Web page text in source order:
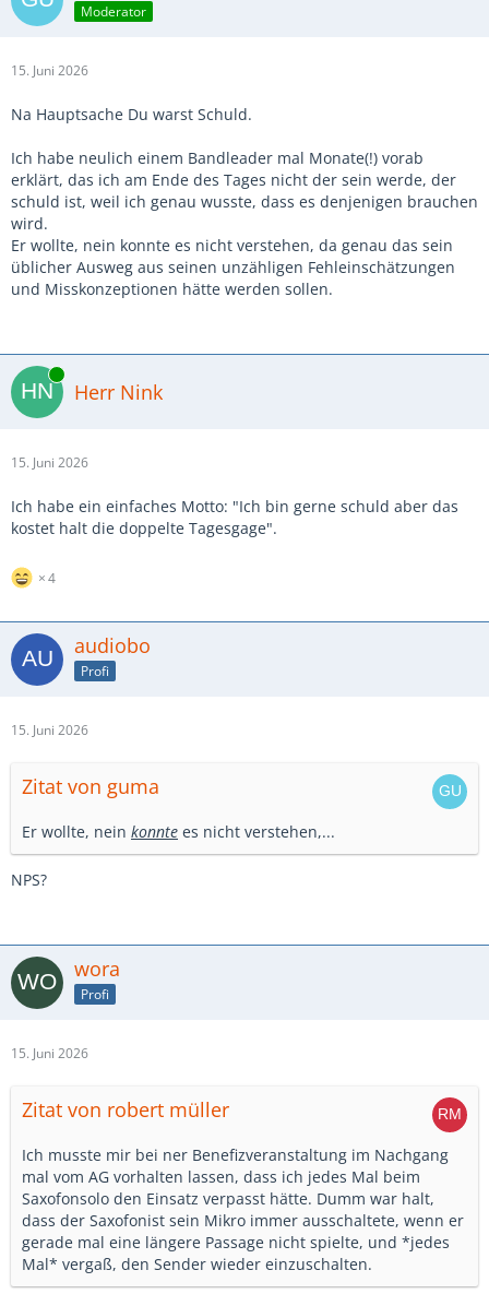
Moderator
15. Juni 2026
Na Hauptsache Du warst Schuld.
Ich habe neulich einem Bandleader mal Monate(!) vorab
erklärt, das ich am Ende des Tages nicht der sein werde, der
schuld ist, weil ich genau wusste, dass es denjenigen brauchen
wird.
Er wollte, nein konnte es nicht verstehen, da genau das sein
üblicher Ausweg aus seinen unzähligen Fehleinschätzungen
und Misskonzeptionen hätte werden sollen.
Online
Herr Nink
15. Juni 2026
Ich habe ein einfaches Motto: "Ich bin gerne schuld aber das
kostet halt die doppelte Tagesgage".
4
audiobo
Profi
15. Juni 2026
Zitat von guma
Er wollte, nein konnte es nicht verstehen,...
NPS?
wora
Profi
15. Juni 2026
Zitat von robert müller
Ich musste mir bei ner Benefizveranstaltung im Nachgang
mal vom AG vorhalten lassen, dass ich jedes Mal beim
Saxofonsolo den Einsatz verpasst hätte. Dumm war halt,
dass der Saxofonist sein Mikro immer ausschaltete, wenn er
gerade mal eine längere Passage nicht spielte, und *jedes
Mal* vergaß, den Sender wieder einzuschalten.